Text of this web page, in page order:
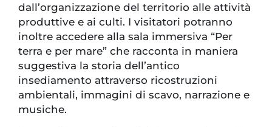
dall’organizzazione del territorio alle attività
produttive e ai culti. I visitatori potranno
inoltre accedere alla sala immersiva “Per
terra e per mare” che racconta in maniera
suggestiva la storia dell’antico
insediamento attraverso ricostruzioni
ambientali, immagini di scavo, narrazione e
musiche.